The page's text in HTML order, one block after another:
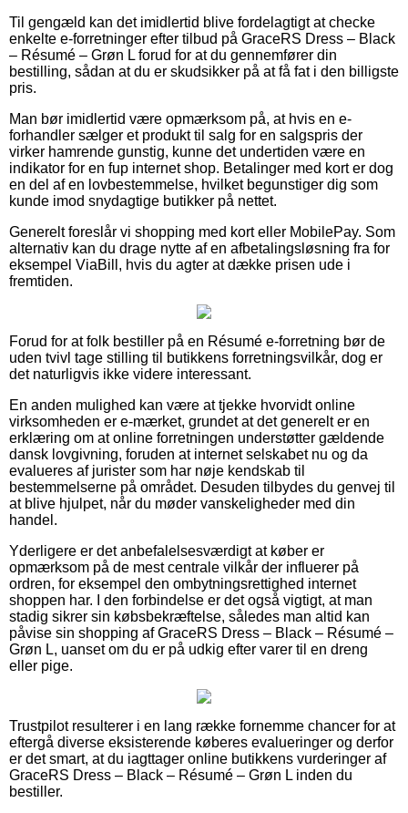
Til gengæld kan det imidlertid blive fordelagtigt at checke
enkelte e-forretninger efter tilbud på GraceRS Dress – Black
– Résumé – Grøn L forud for at du gennemfører din
bestilling, sådan at du er skudsikker på at få fat i den billigste
pris.
Man bør imidlertid være opmærksom på, at hvis en e-
forhandler sælger et produkt til salg for en salgspris der
virker hamrende gunstig, kunne det undertiden være en
indikator for en fup internet shop. Betalinger med kort er dog
en del af en lovbestemmelse, hvilket begunstiger dig som
kunde imod snydagtige butikker på nettet.
Generelt foreslår vi shopping med kort eller MobilePay. Som
alternativ kan du drage nytte af en afbetalingsløsning fra for
eksempel ViaBill, hvis du agter at dække prisen ude i
fremtiden.
Forud for at folk bestiller på en Résumé e-forretning bør de
uden tvivl tage stilling til butikkens forretningsvilkår, dog er
det naturligvis ikke videre interessant.
En anden mulighed kan være at tjekke hvorvidt online
virksomheden er e-mærket, grundet at det generelt er en
erklæring om at online forretningen understøtter gældende
dansk lovgivning, foruden at internet selskabet nu og da
evalueres af jurister som har nøje kendskab til
bestemmelserne på området. Desuden tilbydes du genvej til
at blive hjulpet, når du møder vanskeligheder med din
handel.
Yderligere er det anbefalelsesværdigt at køber er
opmærksom på de mest centrale vilkår der influerer på
ordren, for eksempel den ombytningsrettighed internet
shoppen har. I den forbindelse er det også vigtigt, at man
stadig sikrer sin købsbekræftelse, således man altid kan
påvise sin shopping af GraceRS Dress – Black – Résumé –
Grøn L, uanset om du er på udkig efter varer til en dreng
eller pige.
Trustpilot resulterer i en lang række fornemme chancer for at
eftergå diverse eksisterende køberes evalueringer og derfor
er det smart, at du iagttager online butikkens vurderinger af
GraceRS Dress – Black – Résumé – Grøn L inden du
bestiller.